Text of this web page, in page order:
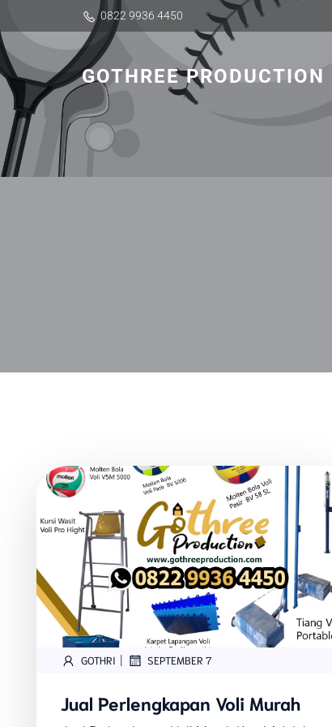
0822 9936 4450
GOTHREE PRODUCTION
GOTHRI | SEPTEMBER 7
Jual Perlengkapan Voli Murah